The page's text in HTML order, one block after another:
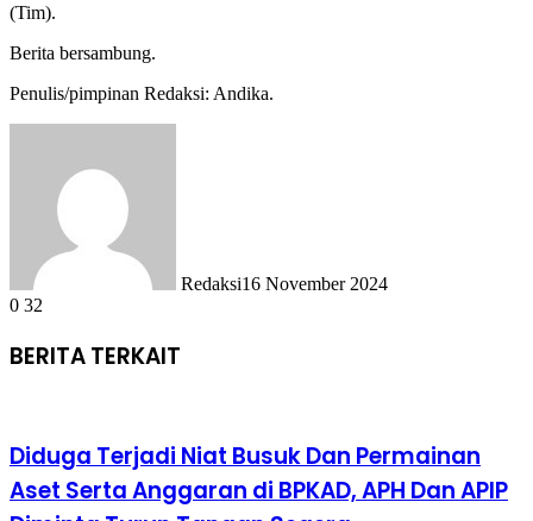
(Tim).
Berita bersambung.
Penulis/pimpinan Redaksi: Andika.
Redaksi16 November 2024
0 32
BERITA TERKAIT
Diduga Terjadi Niat Busuk Dan Permainan
Aset Serta Anggaran di BPKAD, APH Dan APIP